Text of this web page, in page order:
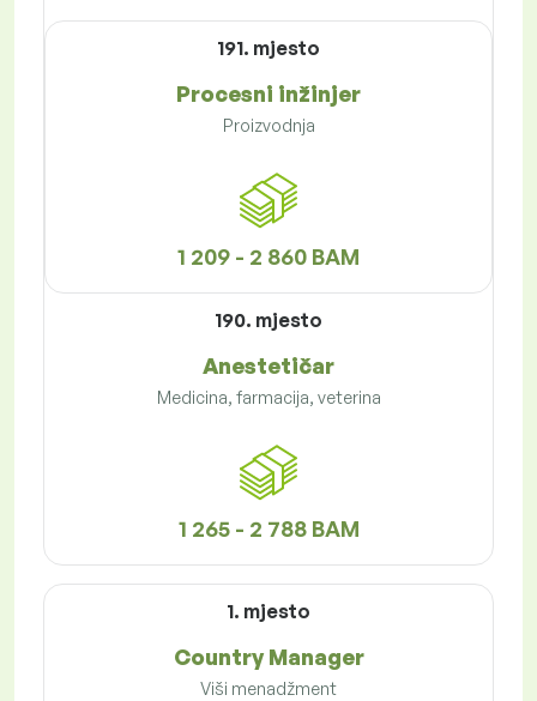
191. mjesto
Procesni inžinjer
Proizvodnja
1 209 - 2 860 BAM
190. mjesto
Anestetičar
Medicina, farmacija, veterina
1 265 - 2 788 BAM
1. mjesto
Country Manager
Viši menadžment